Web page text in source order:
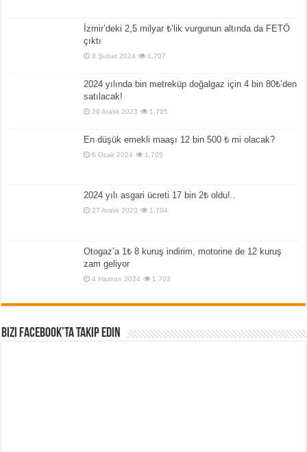
İzmir’deki 2,5 milyar ₺’lik vurgunun altında da FETÖ
çıktı
8 Şubat 2024 1,707
2024 yılında bin metreküp doğalgaz için 4 bin 80₺’den
satılacak!
29 Aralık 2023 1,705
En düşük emekli maaşı 12 bin 500 ₺ mi olacak?
6 Ocak 2024 1,705
2024 yılı asgari ücreti 17 bin 2₺ oldu!..
27 Aralık 2023 1,704
Otogaz’a 1₺ 8 kuruş indirim, motorine de 12 kuruş
zam geliyor
4 Haziran 2024 1,703
Bizi Facebook’ta Takip Edin